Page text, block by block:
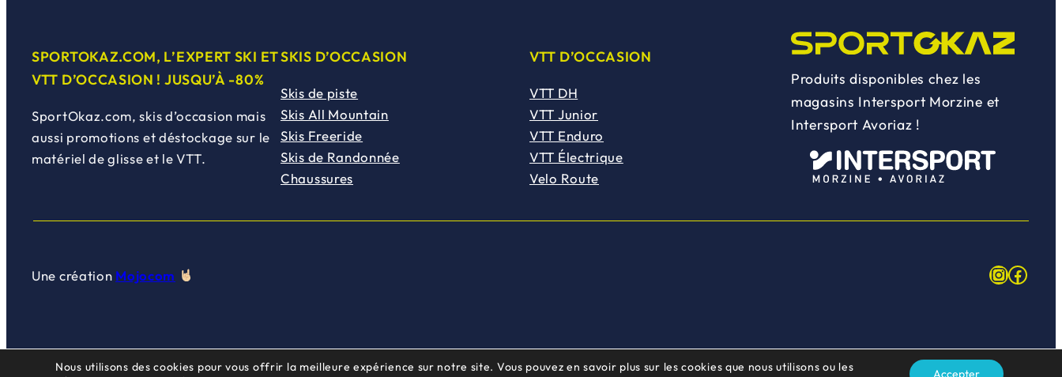
SPORTOKAZ.COM, L’EXPERT SKI ET
VTT D’OCCASION ! JUSQU’À -80%
SportOkaz.com, skis d’occasion mais
aussi promotions et déstockage sur le
matériel de glisse et le VTT.
SKIS D’OCCASION
Skis de piste
Skis All Mountain
Skis Freeride
Skis de Randonnée
Chaussures
VTT D’OCCASION
VTT DH
VTT Junior
VTT Enduro
VTT Électrique
Velo Route
Produits disponibles chez les
magasins Intersport Morzine et
Intersport Avoriaz !
Une création Mojocom
Nous utilisons des cookies pour vous offrir la meilleure expérience sur notre site. Vous pouvez en savoir plus sur les cookies que nous utilisons ou les
Accepter